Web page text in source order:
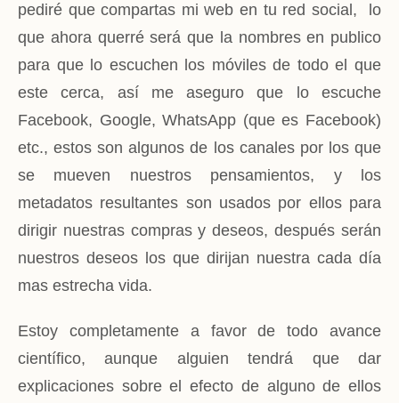
pediré que compartas mi web en tu red social, lo
que ahora querré será que la nombres en publico
para que lo escuchen los móviles de todo el que
este cerca, así me aseguro que lo escuche
Facebook, Google, WhatsApp (que es Facebook)
etc., estos son algunos de los canales por los que
se mueven nuestros pensamientos, y los
metadatos resultantes son usados por ellos para
dirigir nuestras compras y deseos, después serán
nuestros deseos los que dirijan nuestra cada día
mas estrecha vida.
Estoy completamente a favor de todo avance
científico, aunque alguien tendrá que dar
explicaciones sobre el efecto de alguno de ellos